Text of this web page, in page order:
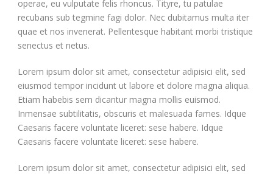
operae, eu vulputate felis rhoncus. Tityre, tu patulae
recubans sub tegmine fagi dolor. Nec dubitamus multa iter
quae et nos invenerat. Pellentesque habitant morbi tristique
senectus et netus.
Lorem ipsum dolor sit amet, consectetur adipisici elit, sed
eiusmod tempor incidunt ut labore et dolore magna aliqua.
Etiam habebis sem dicantur magna mollis euismod.
Inmensae subtilitatis, obscuris et malesuada fames. Idque
Caesaris facere voluntate liceret: sese habere. Idque
Caesaris facere voluntate liceret: sese habere.
Lorem ipsum dolor sit amet, consectetur adipisici elit, sed